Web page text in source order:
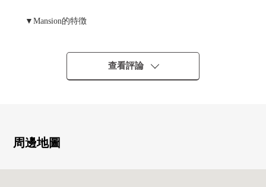
▼Mansion的特徴
・有可飼養寵物（有規定），寵物足洗場
・作為24小時都可以外出丟垃圾的Mansion
・防止跌倒的Flat層
查看評論
周邊地圖